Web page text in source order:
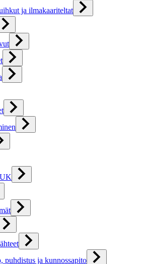
ja ilmakaariteltat
puhdistus ja kunnossapito